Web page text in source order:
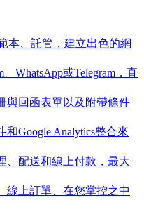
本、託管，建立出色的網
、WhatsApp或Telegram，直
與回函表單以及附帶條件
Google Analytics整合來
、配送和線上付款，最大
線上訂單、在您掌控之中